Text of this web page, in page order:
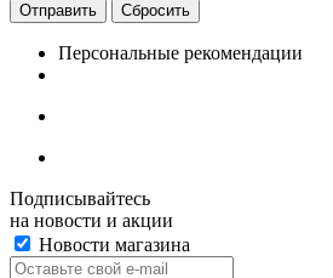
Отправить Сбросить
Персональные рекомендации
Подписывайтесь
на новости и акции
Новости магазина